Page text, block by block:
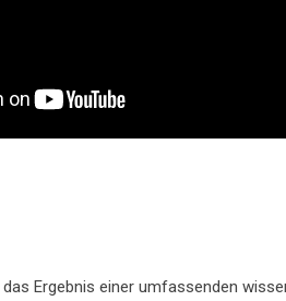
Ergebnis einer umfassenden